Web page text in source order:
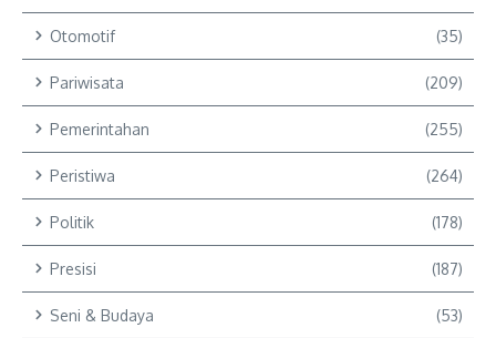
Otomotif (35)
Pariwisata (209)
Pemerintahan (255)
Peristiwa (264)
Politik (178)
Presisi (187)
Seni & Budaya (53)